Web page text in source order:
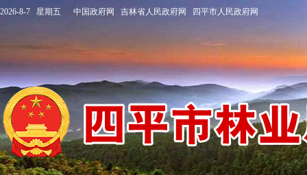
2026-8-7 星期五 中国政府网 吉林省人民政府网 四平市人民政府网